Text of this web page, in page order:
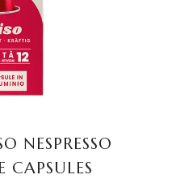
NESPRESSO
CAPSULES